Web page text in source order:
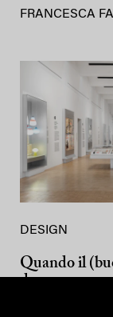
FRANCESCA
DESIGN
Quando il
davvero uno